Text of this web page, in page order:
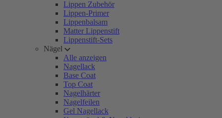
Lippen Zubehör
Lippen-Primer
Lippenbalsam
Matter Lippenstift
Lippenstift-Sets
Nägel
Alle anzeigen
Nagellack
Base Coat
Top Coat
Nagelhärter
Nagelfeilen
Gel Nagellack